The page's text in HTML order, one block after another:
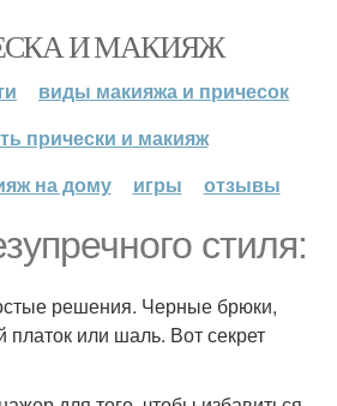
И МАКИЯЖ
виды макияжа и причесок
прически и макияж
на дому
игры отзывы
стиля:
решения. Черные брюки,
платок или шаль. Вот секрет